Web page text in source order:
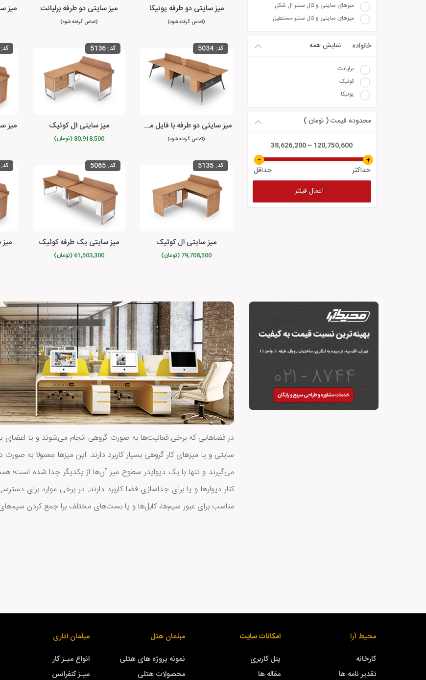
میزهای سایتی و کال سنتر ال شکل
میزهای سایتی و کال سنتر مستطیل
خانواده نمایش همه
برلیانت
کوئیک
یونیکا
محدوده قیمت ( تومان )
38,626,200 ~ 120,750,600
حداکثر
حداقل
اعمال فیلتر
میز سایتی دو طرفه یونیکا
(تماس گرفته شود)
میز سایتی دو طرفه برلیانت
(تماس گرفته شود)
کد:5034
میز سایتی دو طرفه با فایل متصل یونیکا
(تماس گرفته شود)
کد: 5136
میز سایتی ال کوئیک
80,918,500 (تومان)
کد:5135
میز سایتی ال کوئیک
79,708,500 (تومان)
کد: 5065
میز سایتی یک طرفه کوئیک
61,503,300 (تومان)
کد:
در فضاهایی که برخی فعالیت‌ها به صورت گروهی انجام می‌شوند و یا اعضای
سایتی و یا میزهای کار گروهی بسیار کاربرد دارند. این میزها معمولا به
می‌گیرند و تنها با یک دیوایدر سطوح میز آن‌ها از یکدیگر جدا شده است؛
کنار دیوارها و یا برای جداسازی فضا کاربرد دارند. در برخی موارد برای
مناسب برای عبور سیم‌ها، کابل‌ها و یا بست‌های مختلف برا جمع کردن سیم‌های
محیط آرا
کارخانه
تقدیر نامه ها
امکانات سایت
پنل کاربری
مقاله ها
مبلمان هتل
نمونه پروژه های هتلی
محصولات هتلی
مبلمان اداری
انواع میـز کار
میـز کنفرانس